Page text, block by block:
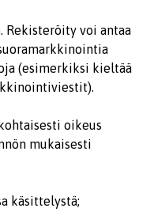
voi antaa
(esimerkiksi kieltää
oikeus
mukaisesti
käsittelystä;